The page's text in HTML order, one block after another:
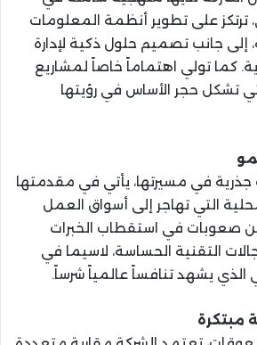
ترتكز على تطوير أنظمة المعلومات
إلى جانب تصميم حلول ذكية لإدارة
كما تولي اهتماماً خاصاً لمشاريع
تشكل حجر الأساس في رؤيتها
جذرية في مسيرتها، يأتي في مقدمتها
التي تهاجر إلى أسواق العمل
صعوبات في استقطاب الخبرات
التقنية الحساسة، لاسيما في
الذي يشهد تنافساً عالمياً شرساً.
مبتكرة